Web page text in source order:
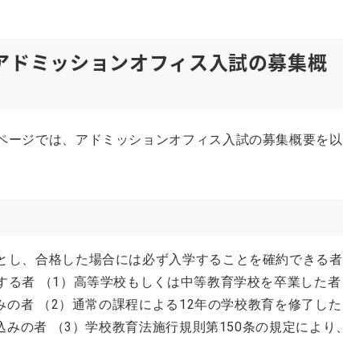
ドミッションオフィス入試の募集概
ージでは、アドミッションオフィス入試の募集概要を以
し、合格した場合には必ず入学することを確約できる者
る者 （1）高等学校もしくは中等教育学校を卒業した者
の者 （2）通常の課程による12年の学校教育を修了した
の者 （3）学校教育法施行規則第150条の規定により、